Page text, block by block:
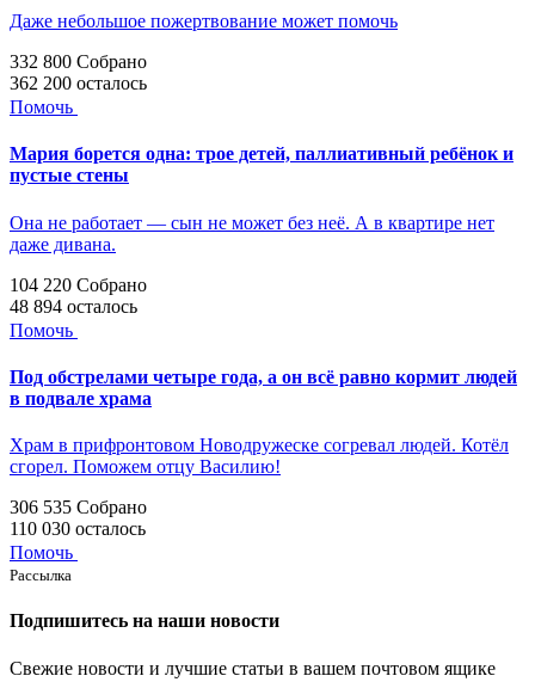
Даже небольшое пожертвование может помочь
332 800 Собрано
362 200 осталось
Помочь
Мария борется одна: трое детей, паллиативный ребёнок и
пустые стены
Она не работает — сын не может без неё. А в квартире нет
даже дивана.
104 220 Собрано
48 894 осталось
Помочь
Под обстрелами четыре года, а он всё равно кормит людей
в подвале храма
Храм в прифронтовом Новодружеске согревал людей. Котёл
сгорел. Поможем отцу Василию!
306 535 Собрано
110 030 осталось
Помочь
Рассылка
Подпишитесь на наши новости
Свежие новости и лучшие статьи в вашем почтовом ящике